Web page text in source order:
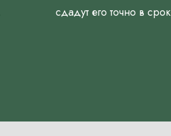
сдадут его точно в срок